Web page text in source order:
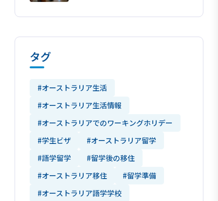
タグ
#オーストラリア生活
#オーストラリア生活情報
#オーストラリアでのワーキングホリデー
#学生ビザ
#オーストラリア留学
#語学留学
#留学後の移住
#オーストラリア移住
#留学準備
#オーストラリア語学学校